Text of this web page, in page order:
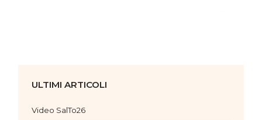
ULTIMI ARTICOLI
Video SalTo26